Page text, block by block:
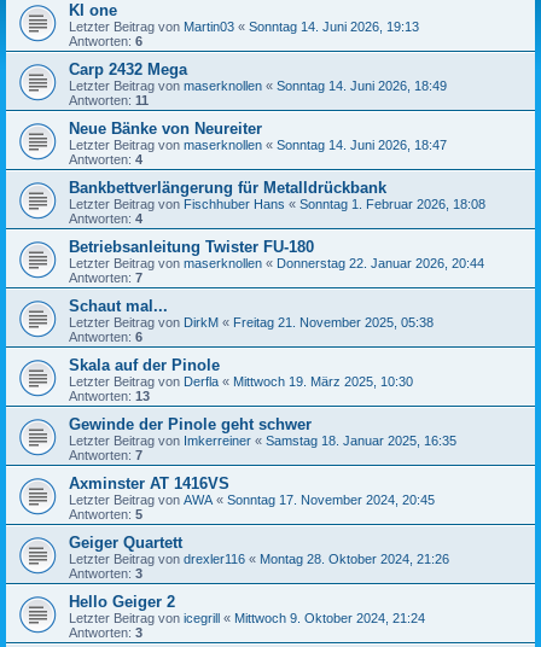
KI one
Letzter Beitrag von Martin03 « Sonntag 14. Juni 2026, 19:13
Antworten: 6
Carp 2432 Mega
Letzter Beitrag von maserknollen « Sonntag 14. Juni 2026, 18:49
Antworten: 11
Neue Bänke von Neureiter
Letzter Beitrag von maserknollen « Sonntag 14. Juni 2026, 18:47
Antworten: 4
Bankbettverlängerung für Metalldrückbank
Letzter Beitrag von Fischhuber Hans « Sonntag 1. Februar 2026, 18:08
Antworten: 4
Betriebsanleitung Twister FU-180
Letzter Beitrag von maserknollen « Donnerstag 22. Januar 2026, 20:44
Antworten: 7
Schaut mal...
Letzter Beitrag von DirkM « Freitag 21. November 2025, 05:38
Antworten: 6
Skala auf der Pinole
Letzter Beitrag von Derfla « Mittwoch 19. März 2025, 10:30
Antworten: 13
Gewinde der Pinole geht schwer
Letzter Beitrag von Imkerreiner « Samstag 18. Januar 2025, 16:35
Antworten: 7
Axminster AT 1416VS
Letzter Beitrag von AWA « Sonntag 17. November 2024, 20:45
Antworten: 5
Geiger Quartett
Letzter Beitrag von drexler116 « Montag 28. Oktober 2024, 21:26
Antworten: 3
Hello Geiger 2
Letzter Beitrag von icegrill « Mittwoch 9. Oktober 2024, 21:24
Antworten: 3